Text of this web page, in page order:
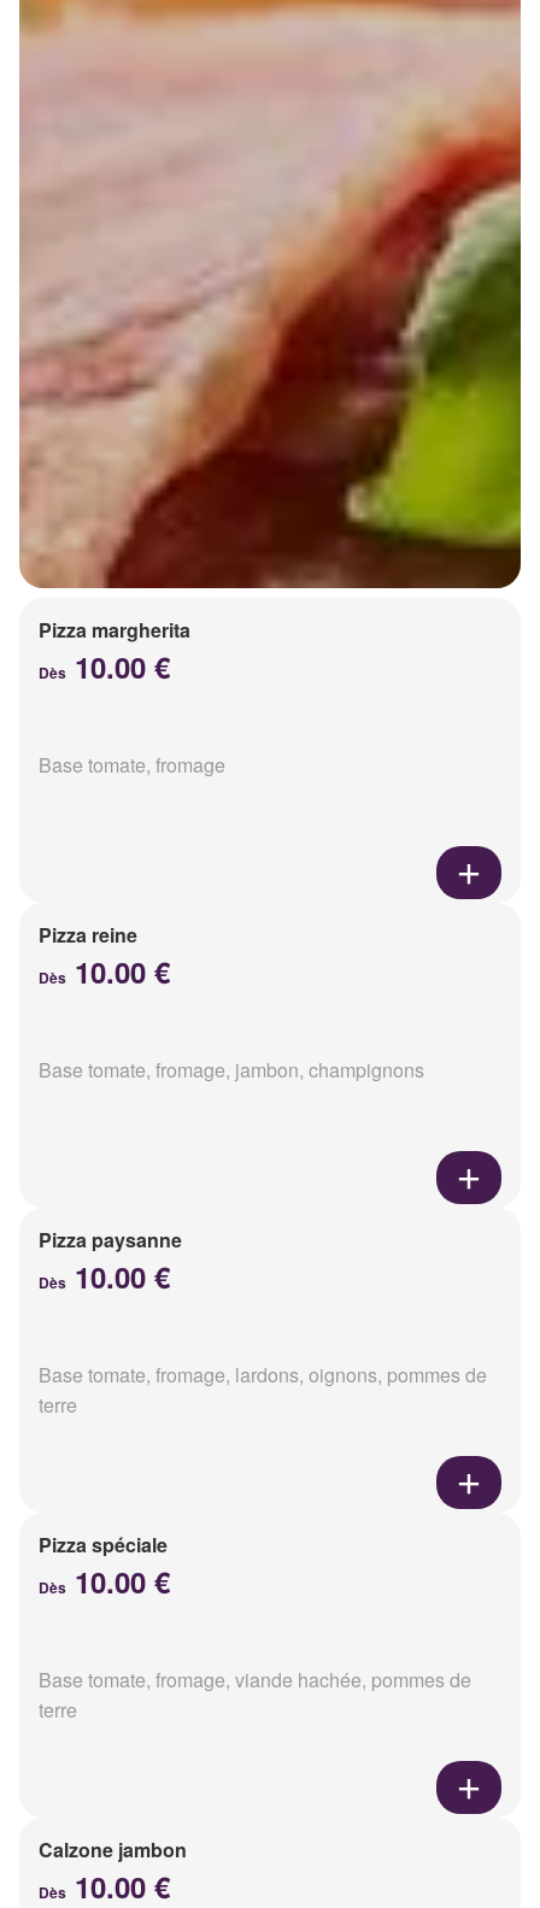
Pizza margherita
Dès 10.00 €
Base tomate, fromage
Pizza reine
Dès 10.00 €
Base tomate, fromage, jambon, champignons
Pizza paysanne
Dès 10.00 €
Base tomate, fromage, lardons, oignons, pommes de
terre
Pizza spéciale
Dès 10.00 €
Base tomate, fromage, viande hachée, pommes de
terre
Calzone jambon
Dès 10.00 €